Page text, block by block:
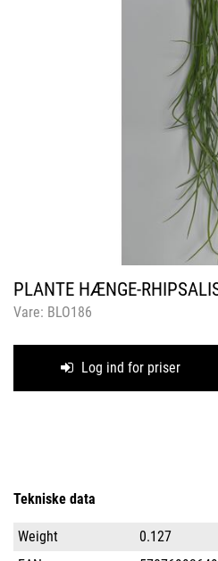
PLANTE HÆNGE-
Vare: BLO186
Log ind for priser
Tekniske data
Weight
0.127